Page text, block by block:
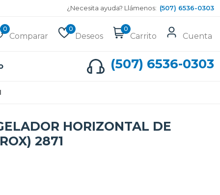
¿Necesita ayuda? Llámenos: (507) 6536-0303
0
Comparar
0
Deseos
0
Carrito Cuenta
(507) 6536-0303
HORIZONTAL DE
2871